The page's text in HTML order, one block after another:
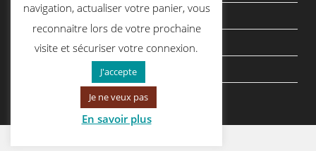
Mentions légales
Politique de confidentialité
politique de cookies
navigation, actualiser votre panier, vous
reconnaitre lors de votre prochaine
visite et sécuriser votre connexion.
J'accepte
Je ne veux pas
En savoir plus